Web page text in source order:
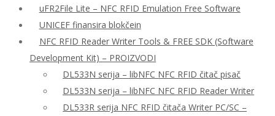
uFR2File Lite – NFC RFID Emulation Free Software
UNICEF finansira blokčein
NFC RFID Reader Writer Tools & FREE SDK (Software
Development Kit) – PROIZVODI
DL533N serija – libNFC NFC RFID čitač pisač
DL533N serija – libNFC NFC RFID Reader Writer
DL533R serija NFC RFID čitača Writer PC/SC –